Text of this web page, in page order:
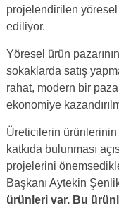
projelendirilen
ediliyor.
Yöresel ürün
sokaklarda satış
rahat, modern bir
ekonomiye
Üreticilerin
katkıda bulunması
projelerini
Başkanı Aytekin
ürünleri var. Bu